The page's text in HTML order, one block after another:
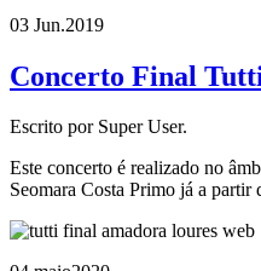
03 Jun.2019
Concerto Final
Escrito por Super User.
Este concerto é realizado no
Seomara Costa Primo já a